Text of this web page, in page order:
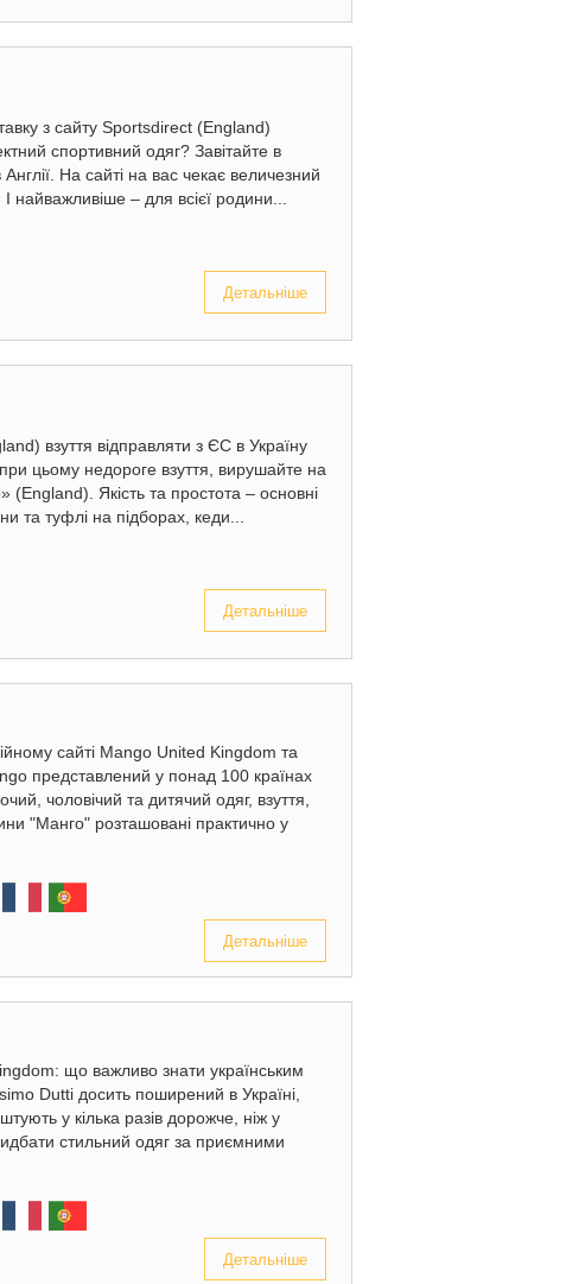
з сайту Sportsdirect (England)
спортивний одяг? Завітайте в
На сайті на вас чекає величезний
найважливіше – для всієї родини...
Детальніше
взуття відправляти з ЄС в Україну
цьому недороге взуття, вирушайте на
(England). Якість та простота – основні
та туфлі на підборах, кеди...
Детальніше
сайті Mango United Kingdom та
представлений у понад 100 країнах
чоловічий та дитячий одяг, взуття,
"Манго" розташовані практично у
Детальніше
що важливо знати українським
Dutti досить поширений в Україні,
у кілька разів дорожче, ніж у
стильний одяг за приємними
Детальніше